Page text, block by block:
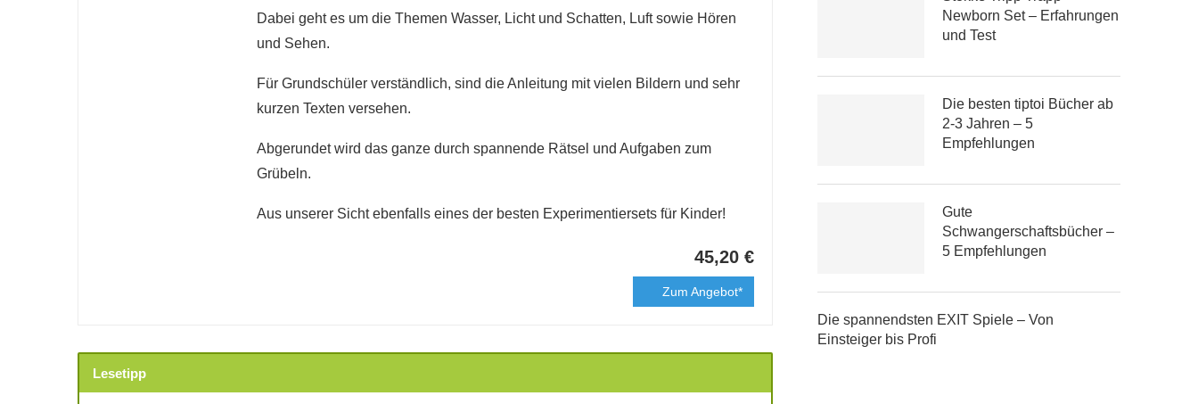
Dabei geht es um die Themen Wasser, Licht und Schatten, Luft sowie Hören
und Sehen.
Für Grundschüler verständlich, sind die Anleitung mit vielen Bildern und sehr
kurzen Texten versehen.
Abgerundet wird das ganze durch spannende Rätsel und Aufgaben zum
Grübeln.
Aus unserer Sicht ebenfalls eines der besten Experimentiersets für Kinder!
45,20 €
Zum Angebot*
Lesetipp
Newborn Set – Erfahrungen
und Test
Die besten tiptoi Bücher ab
2-3 Jahren – 5
Empfehlungen
Gute
Schwangerschaftsbücher –
5 Empfehlungen
Die spannendsten EXIT Spiele – Von
Einsteiger bis Profi